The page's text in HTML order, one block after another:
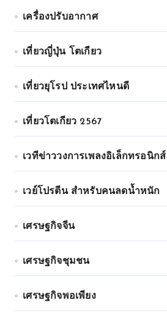
เครื่องปรับอากาศ
เที่ยวญี่ปุ่น โตเกียว
เที่ยวยุโรป ประเทศไหนดี
เที่ยวโตเกียว 2567
เวทีข่าววงการเพลงอิเล็กทรอนิกส์
เวย์โปรตีน สำหรับคนลดน้ำหนัก
เศรษฐกิจจีน
เศรษฐกิจชุมชน
เศรษฐกิจพอเพียง